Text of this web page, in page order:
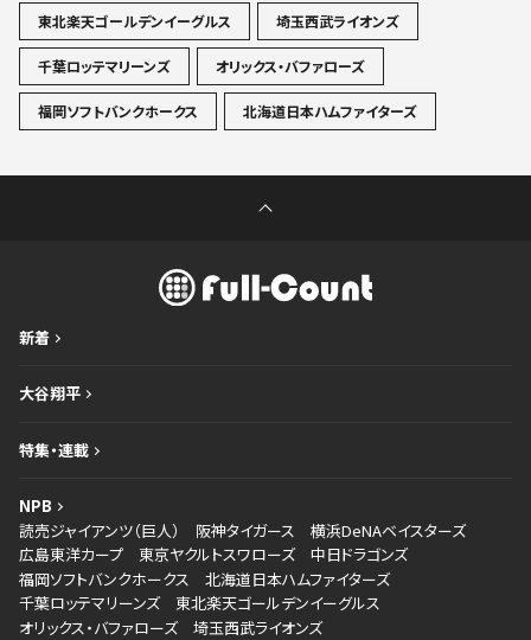
東北楽天ゴールデンイーグルス
埼玉西武ライオンズ
千葉ロッテマリーンズ オリックス・バファローズ
福岡ソフトバンクホークス 北海道日本ハムファイターズ
新着
大谷翔平
特集・連載
NPB
読売ジャイアンツ（巨人）
阪神タイガース
横浜DeNAベイスターズ
広島東洋カープ
東京ヤクルトスワローズ
中日ドラゴンズ
福岡ソフトバンクホークス
北海道日本ハムファイターズ
千葉ロッテマリーンズ
東北楽天ゴールデンイーグルス
オリックス・バファローズ
埼玉西武ライオンズ